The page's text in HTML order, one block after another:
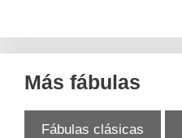
Más fábulas
Fábulas clásicas